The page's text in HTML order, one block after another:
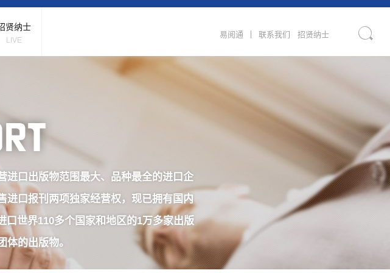
贤纳士
LIVE
易阅通 联系我们 招贤纳士
进口出版物范围最大、品种最全的进口企
进口报刊两项独家经营权，现已拥有国内
世界110多个国家和地区的1万多家出版
体的出版物。